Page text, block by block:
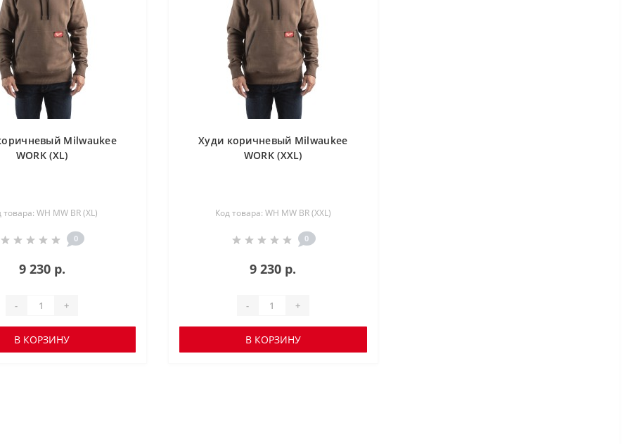
Milwaukee
WORK (XL)
товара: WH MW BR (XL)
0
9 230 р.
- +
В КОРЗИНУ
Худи коричневый Milwaukee
WORK (XXL)
Код товара: WH MW BR (XXL)
0
9 230 р.
- +
В КОРЗИНУ